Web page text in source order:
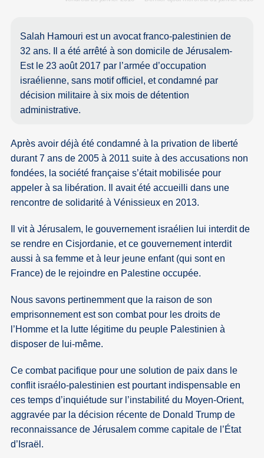
Salah Hamouri est un avocat franco-palestinien de
32 ans. Il a été arrêté à son domicile de Jérusalem-
Est le 23 août 2017 par l’armée d’occupation
israélienne, sans motif officiel, et condamné par
décision militaire à six mois de détention
administrative.
Après avoir déjà été condamné à la privation de liberté
durant 7 ans de 2005 à 2011 suite à des accusations non
fondées, la société française s’était mobilisée pour
appeler à sa libération. Il avait été accueilli dans une
rencontre de solidarité à Vénissieux en 2013.
Il vit à Jérusalem, le gouvernement israélien lui interdit de
se rendre en Cisjordanie, et ce gouvernement interdit
aussi à sa femme et à leur jeune enfant (qui sont en
France) de le rejoindre en Palestine occupée.
Nous savons pertinemment que la raison de son
emprisonnement est son combat pour les droits de
l’Homme et la lutte légitime du peuple Palestinien à
disposer de lui-même.
Ce combat pacifique pour une solution de paix dans le
conflit israélo-palestinien est pourtant indispensable en
ces temps d’inquiétude sur l’instabilité du Moyen-Orient,
aggravée par la décision récente de Donald Trump de
reconnaissance de Jérusalem comme capitale de l’État
d’Israël.